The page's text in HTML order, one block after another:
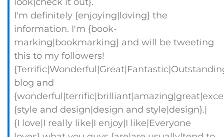
I'm definitely {enjoying|loving} the
information. I'm {book-
marking|bookmarking} and will be tweeting
this to my followers!
blog and
{style and design|design and style|design}.|
{I love|I really like|I enjoy|I like|Everyone